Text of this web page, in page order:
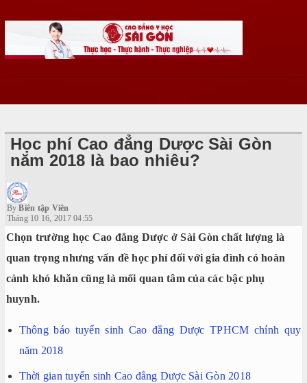
Học phí Cao đẳng Dược Sài Gòn
năm 2018 là bao nhiêu?
ByBiên tập Viên
Tháng 10 16, 2017 04:55
Chọn trường học Cao đẳng Dược ở Sài Gòn chất lượng là
quan trọng nhưng vấn đề học phí đối với gia đình có hoàn
cảnh khó khăn cũng là mối quan tâm của các bậc phụ
huynh.
Thông báo tuyển sinh Cao đẳng Dược TPHCM chính quy
năm 2018
Thời gian tuyển sinh Cao đẳng Dược Sài Gòn 2018